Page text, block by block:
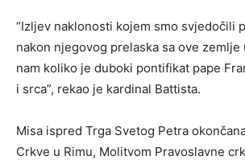
“Izljev naklonosti kojem smo svjedočili
nakon njegovog prelaska sa ove
nam koliko je duboki pontifikat pape
i srca”, rekao je kardinal Battista.
Misa ispred Trga Svetog Petra
Crkve u Rimu, Molitvom Pravoslavne